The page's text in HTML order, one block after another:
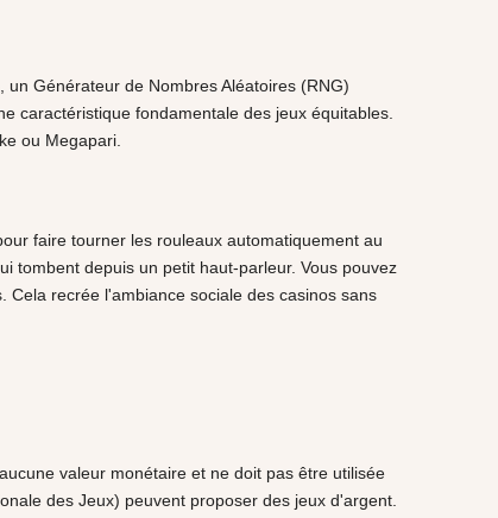
Générateur de Nombres Aléatoires (RNG)
caractéristique fondamentale des jeux équitables.
ou Megapari.
faire tourner les rouleaux automatiquement au
tombent depuis un petit haut-parleur. Vous pouvez
recrée l'ambiance sociale des casinos sans
valeur monétaire et ne doit pas être utilisée
des Jeux) peuvent proposer des jeux d'argent.